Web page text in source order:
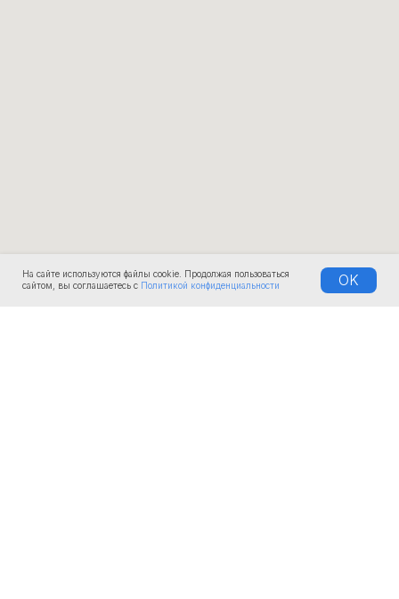
На сайте используются файлы cookie. Продолжая пользоваться
сайтом, вы соглашаетесь с Политикой конфиденциальности OK